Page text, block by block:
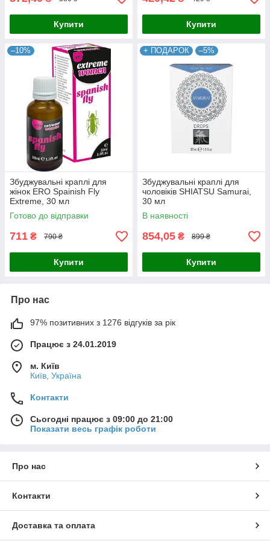
Купити Купити
–10%
Збуджувальні краплі для
жінок ERO Spainish Fly
Extreme, 30 мл
Готово до відправки
711 ₴ 790 ₴
Купити
+ ПОДАРОК –5%
Збуджувальні краплі для
чоловіків SHIATSU Samurai,
30 мл
В наявності
854,05 ₴ 899 ₴
Купити
Про нас
97% позитивних з 1276 відгуків за рік
Працює з 24.01.2019
м. Київ
Київ, Україна
Контакти
Сьогодні працює з 09:00 до 21:00
Показати весь графік роботи
Про нас
Контакти
Доставка та оплата